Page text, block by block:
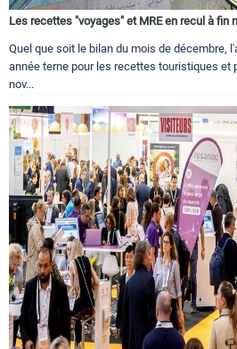
Les recettes "voyages" et MRE en recul à fin
Quel que soit le bilan du mois de décembre,
année terne pour les recettes touristiques et
nov...